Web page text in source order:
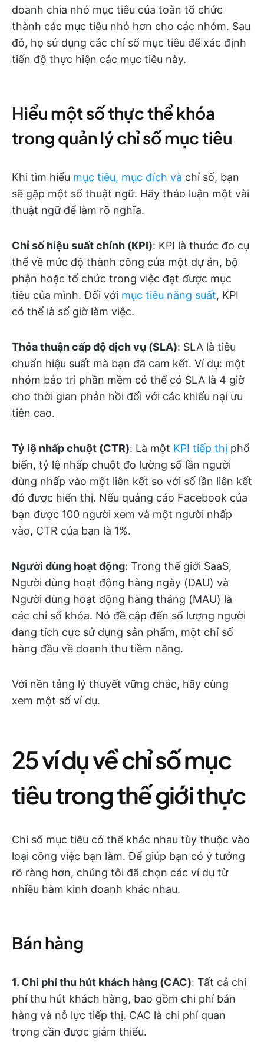
doanh chia nhỏ mục tiêu của toàn tổ chức
thành các mục tiêu nhỏ hơn cho các nhóm. Sau
đó, họ sử dụng các chỉ số mục tiêu để xác định
tiến độ thực hiện các mục tiêu này.
Hiểu một số thực thể khóa
trong quản lý chỉ số mục tiêu
Khi tìm hiểu mục tiêu, mục đích và chỉ số, bạn
sẽ gặp một số thuật ngữ. Hãy thảo luận một vài
thuật ngữ để làm rõ nghĩa.
Chỉ số hiệu suất chính (KPI): KPI là thước đo cụ
thể về mức độ thành công của một dự án, bộ
phận hoặc tổ chức trong việc đạt được mục
tiêu của mình. Đối với mục tiêu năng suất, KPI
có thể là số giờ làm việc.
Thỏa thuận cấp độ dịch vụ (SLA): SLA là tiêu
chuẩn hiệu suất mà bạn đã cam kết. Ví dụ: một
nhóm bảo trì phần mềm có thể có SLA là 4 giờ
cho thời gian phản hồi đối với các khiếu nại ưu
tiên cao.
Tỷ lệ nhấp chuột (CTR): Là một KPI tiếp thị phổ
biến, tỷ lệ nhấp chuột đo lường số lần người
dùng nhấp vào một liên kết so với số lần liên kết
đó được hiển thị. Nếu quảng cáo Facebook của
bạn được 100 người xem và một người nhấp
vào, CTR của bạn là 1%.
Người dùng hoạt động: Trong thế giới SaaS,
Người dùng hoạt động hàng ngày (DAU) và
Người dùng hoạt động hàng tháng (MAU) là
các chỉ số khóa. Nó đề cập đến số lượng người
đang tích cực sử dụng sản phẩm, một chỉ số
hàng đầu về doanh thu tiềm năng.
Với nền tảng lý thuyết vững chắc, hãy cùng
xem một số ví dụ.
25 ví dụ về chỉ số mục
tiêu trong thế giới thực
Chỉ số mục tiêu có thể khác nhau tùy thuộc vào
loại công việc bạn làm. Để giúp bạn có ý tưởng
rõ ràng hơn, chúng tôi đã chọn các ví dụ từ
nhiều hàm kinh doanh khác nhau.
Bán hàng
1. Chi phí thu hút khách hàng (CAC): Tất cả chi
phí thu hút khách hàng, bao gồm chi phí bán
hàng và nỗ lực tiếp thị. CAC là chi phí quan
trọng cần được giảm thiểu.